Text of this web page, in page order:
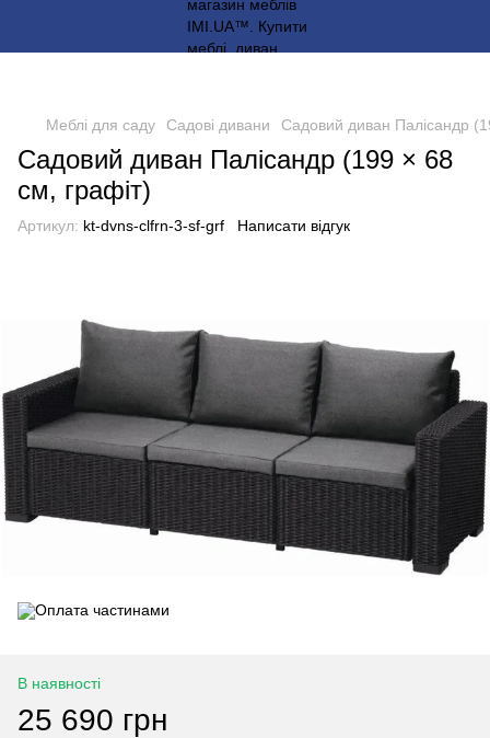
Меблі для саду Садові дивани Садовий диван Палісандр
Садовий диван Палісандр (199 × 68
см, графіт)
Артикул: kt-dvns-clfrn-3-sf-grf Написати відгук
В наявності
25 690 грн